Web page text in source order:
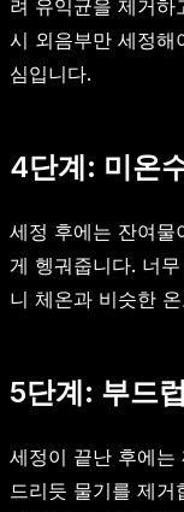
려 유익균을 제거하
시 외음부만 세정해
심입니다.
4단계: 미온
세정 후에는 잔여물
게 헹궈줍니다. 너
니 체온과 비슷한
5단계: 부드
세정이 끝난 후에는
드리듯 물기를 제